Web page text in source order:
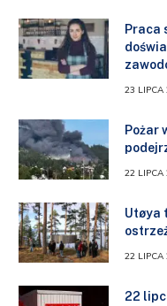
Praca
23 LIPCA
Pożar
22 LIPCA
Utøya
22 LIPCA
22